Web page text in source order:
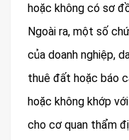
hoặc không có sơ
Ngoài ra, một số
của doanh nghiệp,
thuê đất hoặc báo
hoặc không khớp
cho cơ quan thẩm